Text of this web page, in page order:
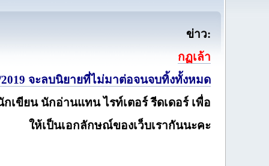
ข่าว:
กฏเล้า
2019 จะลบนิยายที่ไม่มาต่อจนจบทิ้งทั้งหมด
กเขียน นักอ่านแทน ไรท์เตอร์ รีดเดอร์ เพื่อ
ให้เป็นเอกลักษณ์ของเว็บเรากันนะคะ